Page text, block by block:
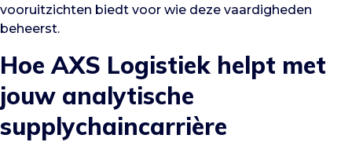
vooruitzichten biedt voor wie deze vaardigheden
beheerst.
Hoe AXS Logistiek helpt met
jouw analytische
supplychaincarrière